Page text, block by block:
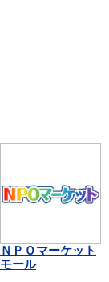
ＮＰＯマーケット
モール